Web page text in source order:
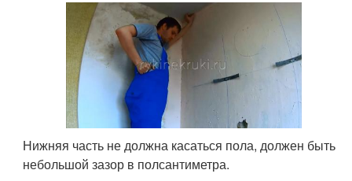
Нижняя часть не должна касаться пола, должен быть
небольшой зазор в полсантиметра.